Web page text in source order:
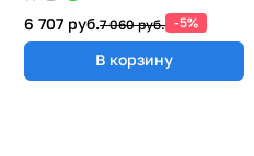
6 707 руб.7 060 руб. -5%
В корзину